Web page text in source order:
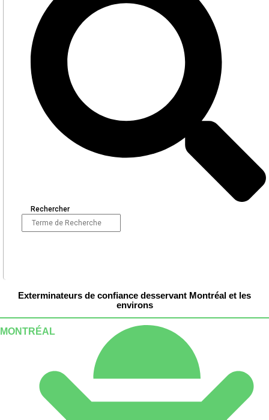
Rechercher
Exterminateurs de confiance desservant Montréal et les
environs
MONTRÉAL